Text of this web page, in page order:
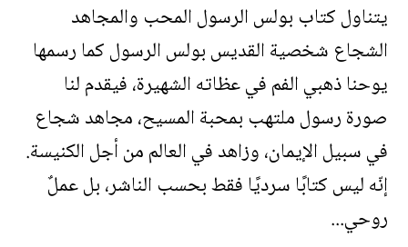
يتناول كتاب بولس الرسول المحب والمجاهد
الشجاع شخصية القديس بولس الرسول كما رسمها
يوحنا ذهبي الفم في عظاته الشهيرة، فيقدم لنا
صورة رسول ملتهب بمحبة المسيح، مجاهد شجاع
في سبيل الإيمان، وزاهد في العالم من أجل الكنيسة.
إنّه ليس كتابًا سرديًا فقط بحسب الناشر، بل عملٌ
روحي...